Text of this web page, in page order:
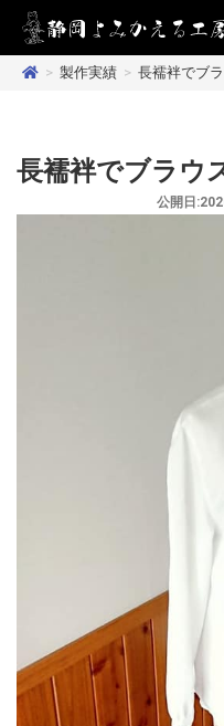
> 製作実績 > 長襦袢でブ
長襦袢でブラウ
公開日